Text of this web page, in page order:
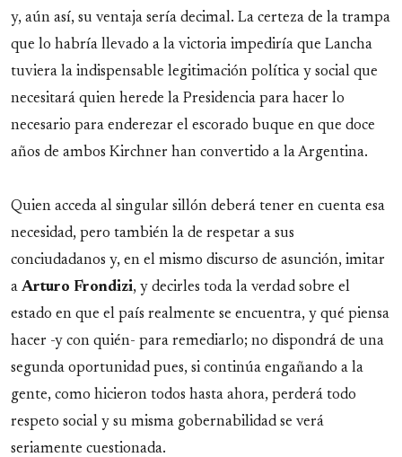
y, aún así, su ventaja sería decimal. La certeza de la trampa
que lo habría llevado a la victoria impediría que Lancha
tuviera la indispensable legitimación política y social que
necesitará quien herede la Presidencia para hacer lo
necesario para enderezar el escorado buque en que doce
años de ambos Kirchner han convertido a la Argentina.
Quien acceda al singular sillón deberá tener en cuenta esa
necesidad, pero también la de respetar a sus
conciudadanos y, en el mismo discurso de asunción, imitar
a Arturo Frondizi, y decirles toda la verdad sobre el
estado en que el país realmente se encuentra, y qué piensa
hacer -y con quién- para remediarlo; no dispondrá de una
segunda oportunidad pues, si continúa engañando a la
gente, como hicieron todos hasta ahora, perderá todo
respeto social y su misma gobernabilidad se verá
seriamente cuestionada.